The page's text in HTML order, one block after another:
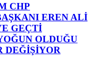
CHP
EREN ALİ
GEÇTİ
OLDUĞU
DEĞİŞİYOR